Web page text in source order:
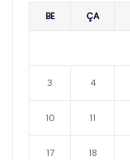
BE ÇA
3 4
10 11
17 18